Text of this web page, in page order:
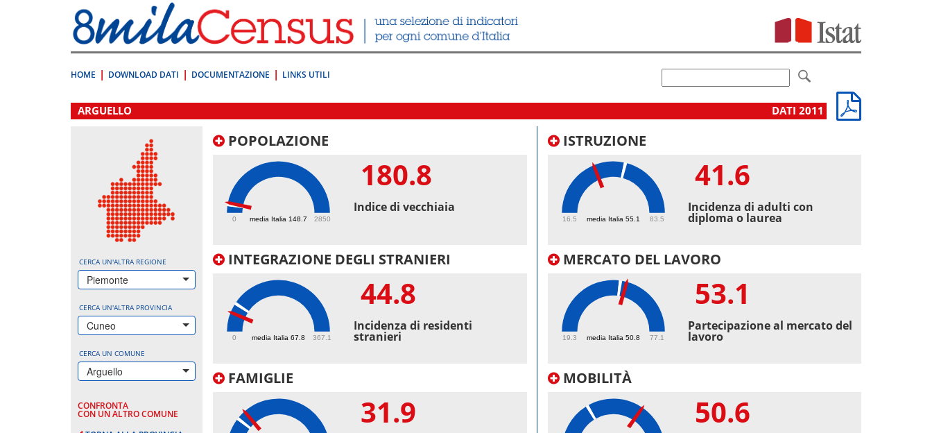
direttamente
a:
Contenuto
HOME DOWNLOAD DATI DOCUMENTAZIONE LINKS UTILI
.
ARGUELLO DATI 2011
CERCA UN'ALTRA REGIONE
Piemonte
CERCA UN'ALTRA PROVINCIA
Cuneo
CERCA UN COMUNE
Arguello
CONFRONTA
CON UN ALTRO COMUNE
POPOLAZIONE
media Italia 148.7
0 2850
180.8
Indice di vecchiaia
INTEGRAZIONE DEGLI STRANIERI
media Italia 67.8
0 367.1
44.8
Incidenza di residenti
stranieri
FAMIGLIE
31.9
ISTRUZIONE
media Italia 55.1
16.5 83.5
41.6
Incidenza di adulti con
diploma o laurea
MERCATO DEL LAVORO
media Italia 50.8
19.3 77.1
53.1
Partecipazione al mercato del
lavoro
MOBILITÀ
50.6